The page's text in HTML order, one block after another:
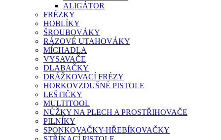
ALIGÁTOR
FRÉZKY
HOBLÍKY
ŠROUBOVÁKY
RÁZOVÉ UTAHOVÁKY
MÍCHADLA
VYSAVAČE
DLABAČKY
DRÁŽKOVACÍ FRÉZY
HORKOVZDUŠNÉ PISTOLE
LEŠTIČKY
MULTITOOL
NŮŽKY NA PLECH A PROSTŘIHOVAČE
PILNÍKY
SPONKOVAČKY-HŘEBÍKOVAČKY